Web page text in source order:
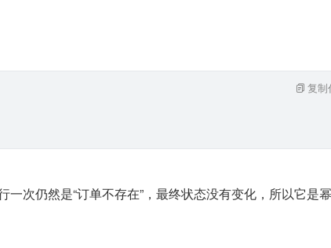
复制
一次仍然是“订单不存在”，最终状态没有变化，所以它是